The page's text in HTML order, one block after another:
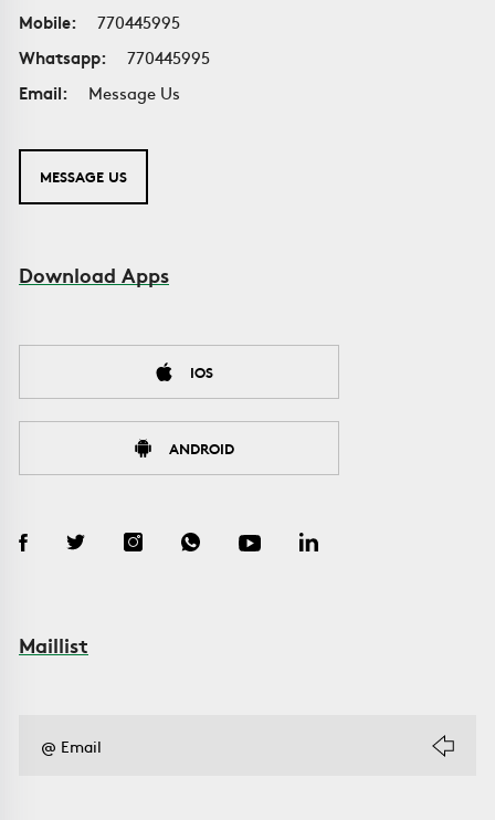
Mobile:
770445995
Whatsapp:
770445995
Email:
Message Us
MESSAGE US
Download Apps
IOS
ANDROID
Maillist